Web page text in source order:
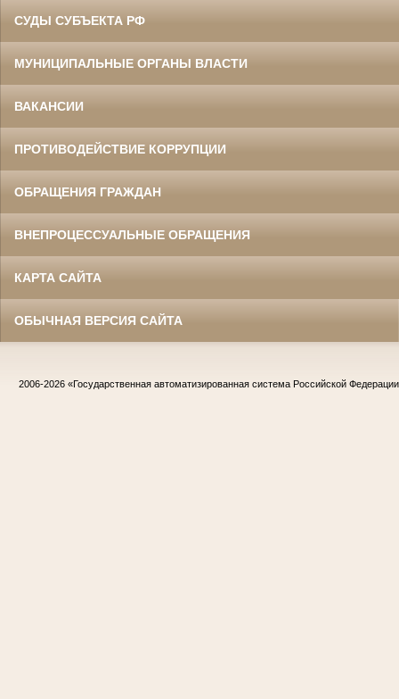
СУДЫ СУБЪЕКТА РФ
МУНИЦИПАЛЬНЫЕ ОРГАНЫ ВЛАСТИ
ВАКАНСИИ
ПРОТИВОДЕЙСТВИЕ КОРРУПЦИИ
ОБРАЩЕНИЯ ГРАЖДАН
ВНЕПРОЦЕССУАЛЬНЫЕ ОБРАЩЕНИЯ
КАРТА САЙТА
ОБЫЧНАЯ ВЕРСИЯ САЙТА
2006-2026 «Государственная автоматизированная система Российской